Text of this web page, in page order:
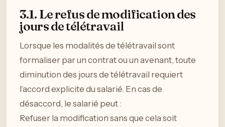
3.1. Le refus de modification des
jours de télétravail
Lorsque les modalités de télétravail sont
formaliser par un contrat ou un avenant, toute
diminution des jours de télétravail requiert
l’accord explicite du salarié. En cas de
désaccord, le salarié peut :
Refuser la modification sans que cela soit